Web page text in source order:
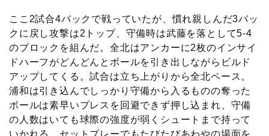
ここ2試合4バックで戦っていたが、慣れ親しんだ3バッ
クに戻し攻撃は2トップ、守備時は武藤を落として5-4
のブロックを組んだ。全北はアンカーに2枚のインサイ
ドハーフがどんどんとボールを引き出しながらビルド
アップしてくる。試合は立ち上がりから全北ペース。
浦和は引き込んでしっかり守備から入るものの奪った
ボールは素早いプレスを回避できず押し込まれ、守備
の人数はいても球際の強度が弱くシュートまで持って